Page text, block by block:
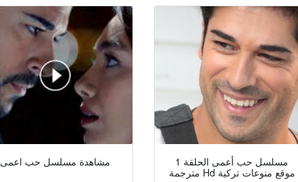
مشاهدة مسلسل حب اعمى
مسلسل حب أعمى الحلقة 1
مترجمة Hd موقع منوعات تركية